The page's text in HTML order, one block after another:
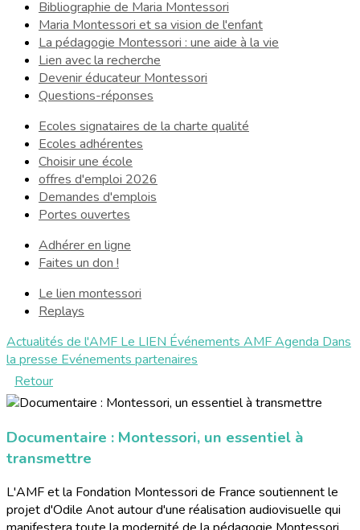
Bibliographie de Maria Montessori
Maria Montessori et sa vision de l'enfant
La pédagogie Montessori : une aide à la vie
Lien avec la recherche
Devenir éducateur Montessori
Questions-réponses
Ecoles signataires de la charte qualité
Ecoles adhérentes
Choisir une école
offres d'emploi 2026
Demandes d'emplois
Portes ouvertes
Adhérer en ligne
Faites un don !
Le lien montessori
Replays
Actualités de l'AMF Le LIEN Événements AMFAgenda Dans
la presse Evénements partenaires
Retour
Documentaire : Montessori, un essentiel à
transmettre
L'AMF et la Fondation Montessori de France soutiennent le
projet d'Odile Anot autour d'une réalisation audiovisuelle qui